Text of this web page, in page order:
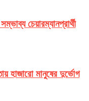
চেয়ারম্যানপ্রার্থী
হাজারো মানুষের দুর্ভোগ